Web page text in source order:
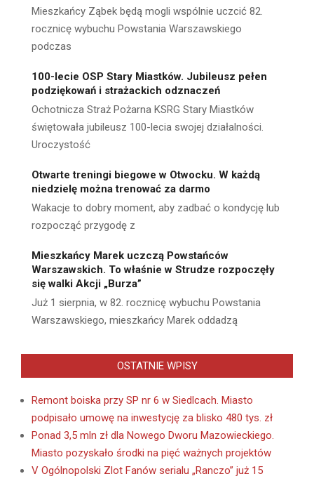
Mieszkańcy Ząbek będą mogli wspólnie uczcić 82.
rocznicę wybuchu Powstania Warszawskiego
podczas
100-lecie OSP Stary Miastków. Jubileusz pełen
podziękowań i strażackich odznaczeń
Ochotnicza Straż Pożarna KSRG Stary Miastków
świętowała jubileusz 100-lecia swojej działalności.
Uroczystość
Otwarte treningi biegowe w Otwocku. W każdą
niedzielę można trenować za darmo
Wakacje to dobry moment, aby zadbać o kondycję lub
rozpocząć przygodę z
Mieszkańcy Marek uczczą Powstańców
Warszawskich. To właśnie w Strudze rozpoczęły
się walki Akcji „Burza”
Już 1 sierpnia, w 82. rocznicę wybuchu Powstania
Warszawskiego, mieszkańcy Marek oddadzą
OSTATNIE WPISY
Remont boiska przy SP nr 6 w Siedlcach. Miasto
podpisało umowę na inwestycję za blisko 480 tys. zł
Ponad 3,5 mln zł dla Nowego Dworu Mazowieckiego.
Miasto pozyskało środki na pięć ważnych projektów
V Ogólnopolski Zlot Fanów serialu „Ranczo” już 15